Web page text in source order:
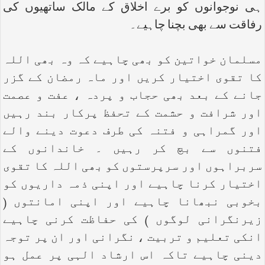
ہی نوجوانوں کو برے اخلاق کے مالک ساتھیوں کی
رفاقت سے بھی بچنا چاہیے۔
مسلمان خواتین کو بھی چاہیے کہ وہ بھی اللہ
کا تقوی اختیار کریں اور ماہ رمضان کے گزر
جانے کے بعد بھی حجاب و پردہ ، عفت و عصمت
اور شرافت و حشمت کے تحفظ پرکار بند رہیں
اور گمراہی و فتنہ کی طرف دعوت دینے والے
فتنوں سے بچ کر رہیں ۔ خاندانوں کے
سربراہوں اور سرپرستوں کو بھی اللہ کا تقوی
اختیار کرنا چاہیے اور اپنی ذمہ داریوں کو
بخوبی نبھانا چاہیے اور اپنی امانتوں (
زیرنگرانی لوگوں ) کی حفاظت کرنی چاہیے
انکی تعلیم و تربیت ، نگرانی اور ان پر توجہ
دینی چاہیے تاکہ اس ارشاد الہی پر عمل ہو